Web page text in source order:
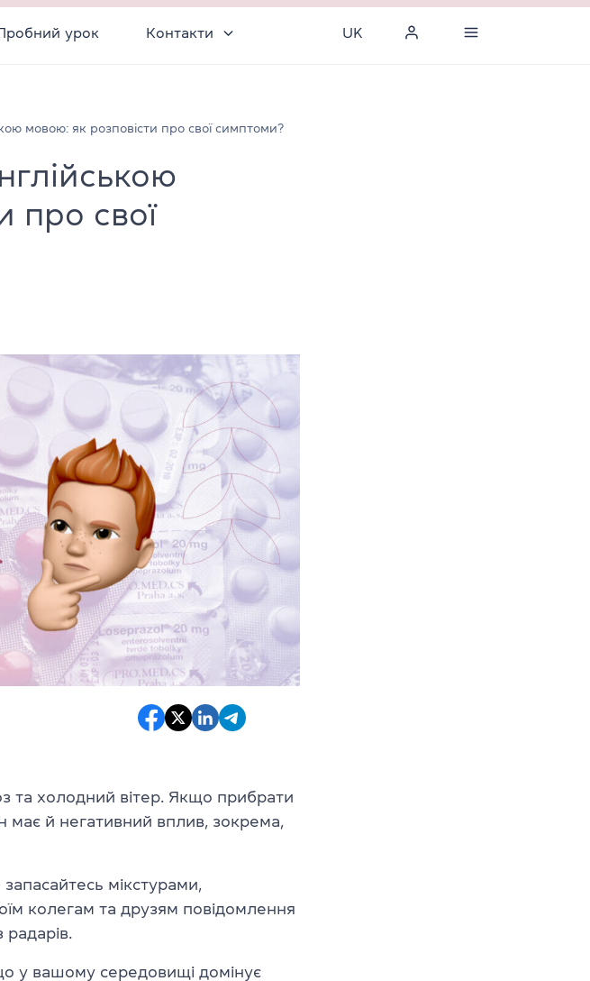
урок Контакти UK
мовою: як розповісти про свої симптоми?
про свої
та холодний вітер. Якщо прибрати
має й негативний вплив, зокрема,
мікстурами,
колегам та друзям повідомлення
радарів.
у вашому середовищі домінує